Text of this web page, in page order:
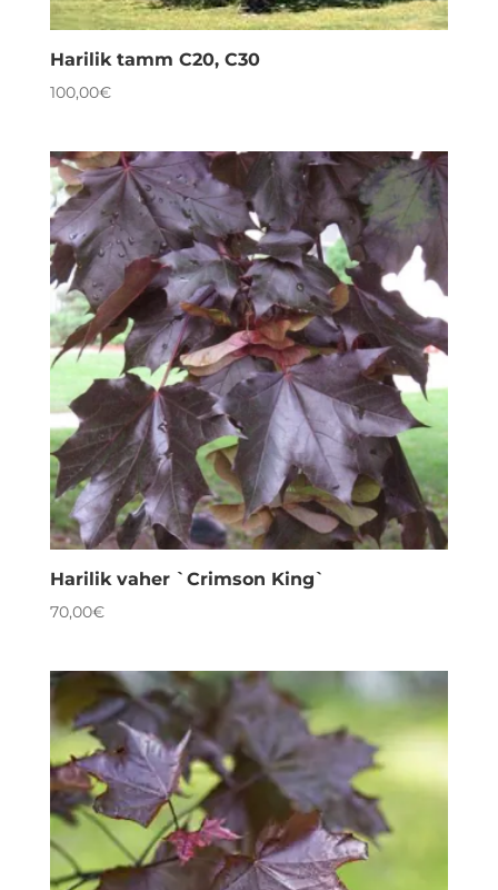
Harilik tamm C20, C30
100,00€
Harilik vaher `Crimson King`
70,00€